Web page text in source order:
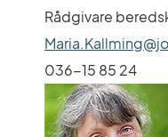
Rådgivare
036-15 85 24